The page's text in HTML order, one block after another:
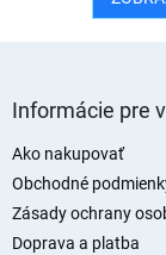
Informácie pre
Ako nakupovať
Obchodné
Zásady ochrany
Doprava a platba